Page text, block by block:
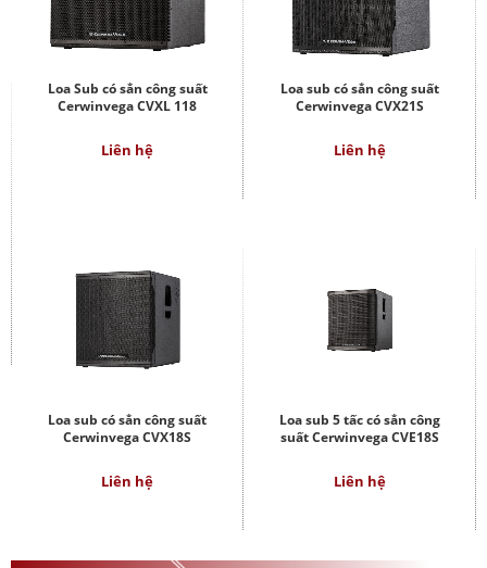
Loa Sub có sẳn công suất
Cerwinvega CVXL 118
Liên hệ
Loa sub có sẳn công suất
Cerwinvega CVX21S
Liên hệ
Loa sub có sẳn công suất
Cerwinvega CVX18S
Liên hệ
Loa sub 5 tấc có sẳn công
suất Cerwinvega CVE18S
Liên hệ